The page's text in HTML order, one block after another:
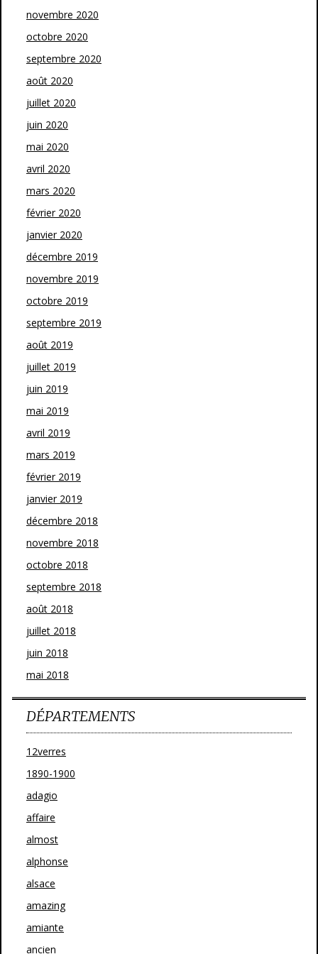
novembre 2020
octobre 2020
septembre 2020
août 2020
juillet 2020
juin 2020
mai 2020
avril 2020
mars 2020
février 2020
janvier 2020
décembre 2019
novembre 2019
octobre 2019
septembre 2019
août 2019
juillet 2019
juin 2019
mai 2019
avril 2019
mars 2019
février 2019
janvier 2019
décembre 2018
novembre 2018
octobre 2018
septembre 2018
août 2018
juillet 2018
juin 2018
mai 2018
DÉPARTEMENTS
12verres
1890-1900
adagio
affaire
almost
alphonse
alsace
amazing
amiante
ancien